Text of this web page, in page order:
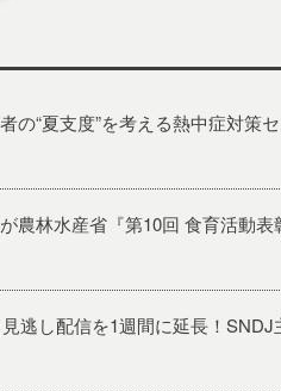
の“夏支度”を考える熱中症対策
農林水産省『第10回 食育活動表
見逃し配信を1週間に延長！